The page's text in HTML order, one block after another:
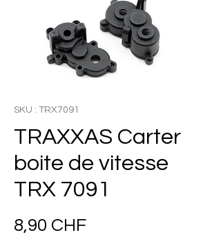
SKU : TRX7091
TRAXXAS Carter
boite de vitesse
TRX 7091
8,90 CHFPrix